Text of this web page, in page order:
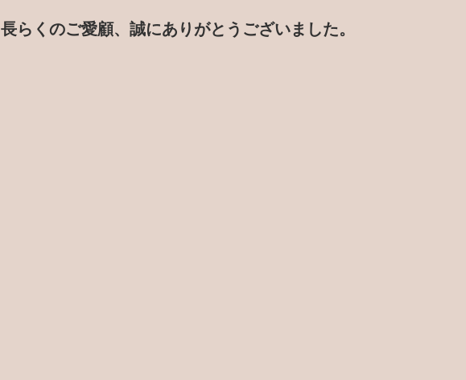
長らくのご愛顧、誠にありがとうございました。